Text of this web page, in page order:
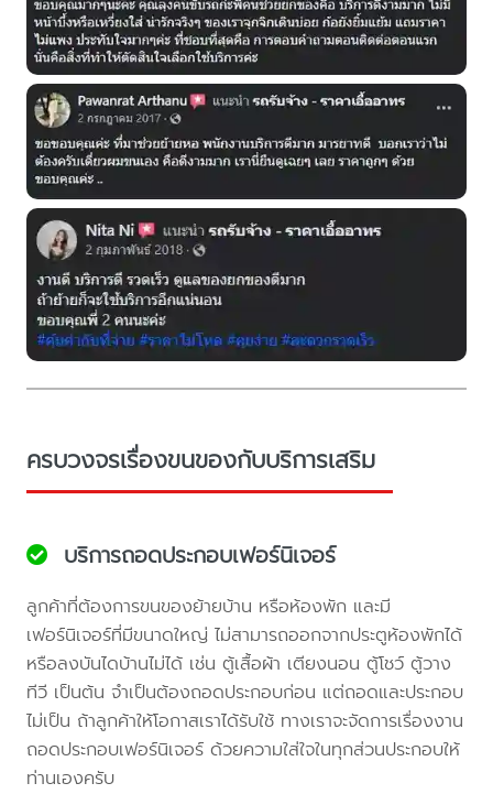
ครบวงจรเรื่องขนของกับบริการเสริม
บริการถอดประกอบเฟอร์นิเจอร์
ลูกค้าที่ต้องการขนของย้ายบ้าน หรือห้องพัก และมี
เฟอร์นิเจอร์ที่มีขนาดใหญ่ ไม่สามารถออกจากประตูห้องพักได้
หรือลงบันไดบ้านไม่ได้ เช่น ตู้เสื้อผ้า เตียงนอน ตู้โชว์ ตู้วาง
ทีวี เป็นต้น จำเป็นต้องถอดประกอบก่อน แต่ถอดและประกอบ
ไม่เป็น ถ้าลูกค้าให้โอกาสเราได้รับใช้ ทางเราจะจัดการเรื่องงาน
ถอดประกอบเฟอร์นิเจอร์ ด้วยความใส่ใจในทุกส่วนประกอบให้
ท่านเองครับ